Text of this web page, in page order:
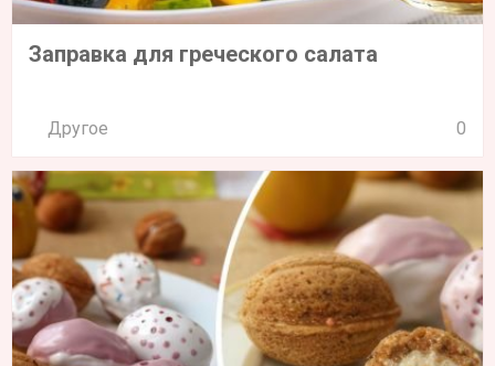
Заправка для греческого салата
Другое 0